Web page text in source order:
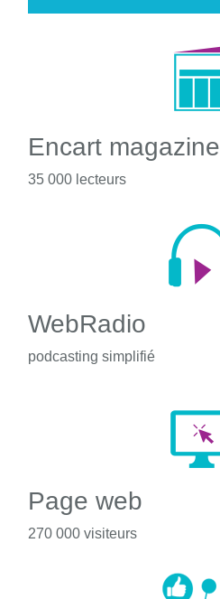
Encart magazine
35 000 lecteurs
WebRadio
podcasting simplifié
Page web
270 000 visiteurs